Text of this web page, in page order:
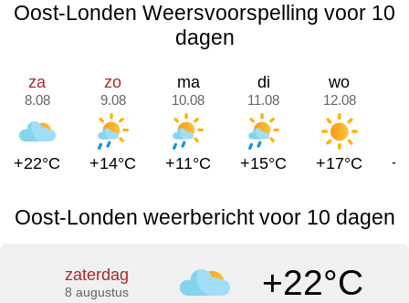
Oost-Londen Weersvoorspelling voor 10
dagen
za
8.08
+22°C
zo
9.08
+14°C
ma
10.08
+11°C
di
11.08
+15°C
wo
12.08
+17°C
Oost-Londen weerbericht voor 10 dagen
zaterdag
8 augustus +22°C